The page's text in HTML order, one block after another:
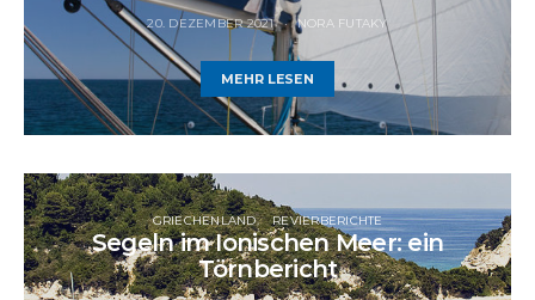
20. DEZEMBER 2021 NORA FUTAKY
MEHR LESEN
GRIECHENLAND REVIERBERICHTE
Segeln im Ionischen Meer: ein
Törnbericht